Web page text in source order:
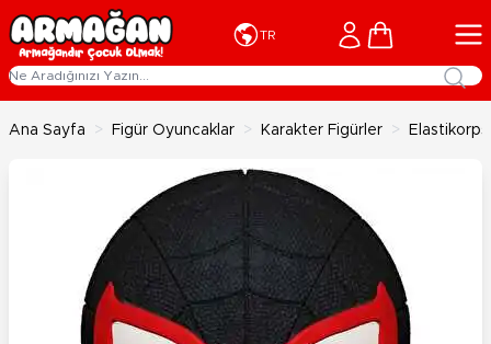
İçeriğe geç
TR Cart
Ana Sayfa > Figür Oyuncaklar > Karakter Figürler >